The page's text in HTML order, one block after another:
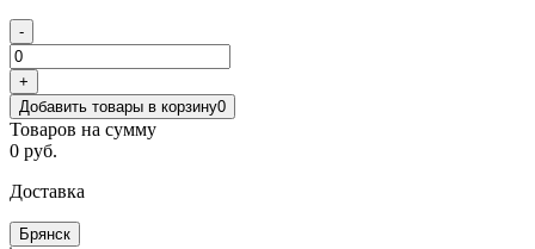
-
+
Добавить товары в корзину0
Товаров на сумму
0 руб.
Доставка
Брянск